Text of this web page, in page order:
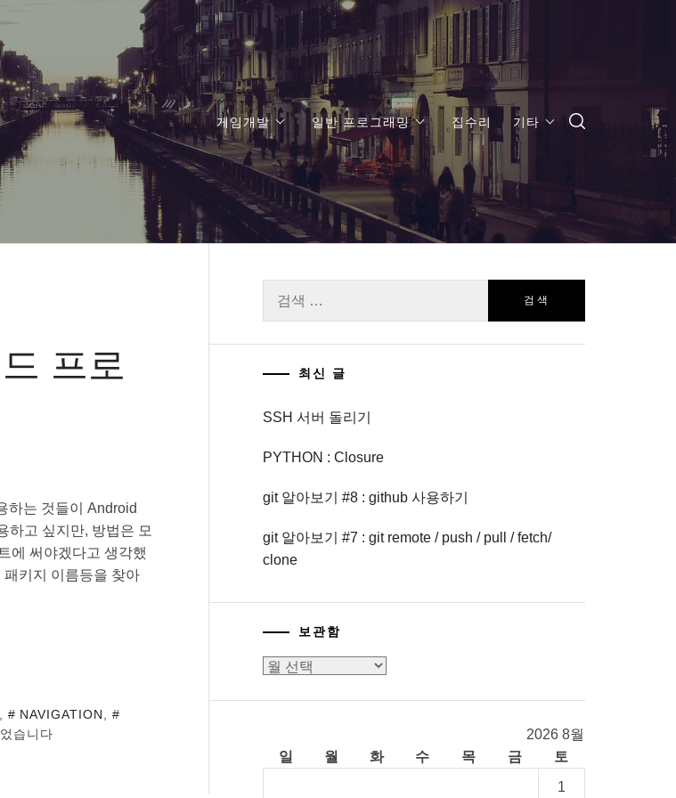
게임개발 일반 프로그래밍 집수리 기타
프로
하는 것들이 Android
하고 싶지만, 방법은 모
에 써야겠다고 생각했
키지 이름등을 찾아
NAVIGATION
습니다
색:
최신 글
SSH 서버 돌리기
PYTHON : Closure
git 알아보기 #8 : github 사용하기
git 알아보기 #7 : git remote / push / pull / fetch/
clone
보관함
보
2026 8월
일
월 화 수 목 금
토
1